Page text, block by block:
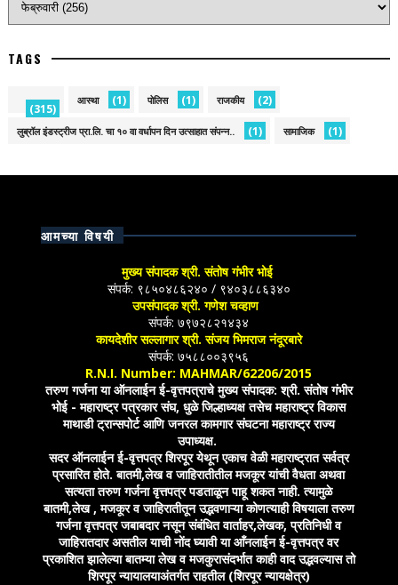
TAGS
(315)
आस्था (1) पोलिस (1) राजकीय (2)
लुब्रॉल इंडस्ट्रीज प्रा.लि. चा १० वा वर्धापन दिन उत्साहात संपन्न.. (1) सामाजिक (1)
आमच्या विषयी
मुख्य संपादक श्री. संतोष गंभीर भोई
संपर्क: ९८५०४८६२४० / ९४०३८८६३४०
उपसंपादक श्री. गणेश चव्हाण
संपर्क: ७९७२८२१४३४
कायदेशीर सल्लागार श्री. संजय भिमराज नंदूरबारे
संपर्क: ७५८८००३९५६
R.N.I. Number: MAHMAR/62206/2015
तरुण गर्जना या ऑनलाईन ई-वृत्तपत्राचे मुख्य संपादक: श्री. संतोष गंभीर
भोई - महाराष्ट्र पत्रकार संघ, धुळे जिल्हाध्यक्ष तसेच महाराष्ट्र विकास
माथाडी ट्रान्सपोर्ट आणि जनरल कामगार संघटना महाराष्ट्र राज्य
उपाध्यक्ष.
सदर ऑनलाईन ई-वृत्तपत्र शिरपूर येथून एकाच वेळी महाराष्ट्रात सर्वत्र
प्रसारित होते. बातमी,लेख व जाहिरातीतील मजकूर यांची वैधता अथवा
सत्यता तरुण गर्जना वृत्तपत्र पडताळून पाहू शकत नाही. त्यामुळे
बातमी,लेख , मजकूर व जाहिरातीतून उद्भवणाऱ्या कोणत्याही विषयाला तरुण
गर्जना वृत्तपत्र जबाबदार नसून संबंधित वार्ताहर,लेखक, प्रतिनिधी व
जाहिरातदार असतील याची नोंद घ्यावी या आँनलाईन ई-वृत्तपत्र वर
प्रकाशित झालेल्या बातम्या लेख व मजकुरासंदर्भात काही वाद उद्भवल्यास तो
शिरपूर न्यायालयाअंतर्गत राहतील (शिरपूर न्यायक्षेत्र)